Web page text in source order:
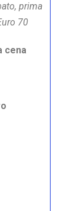
prima
70
cena